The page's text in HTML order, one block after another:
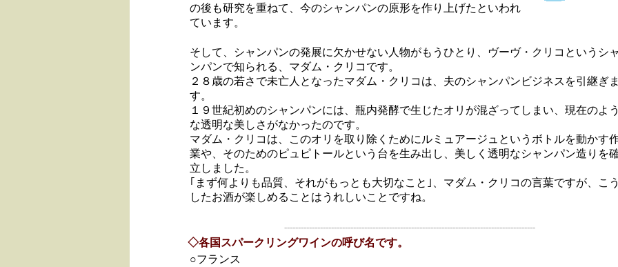
の後も研究を重ねて、今のシャンパンの原形を作り上げたといわれ
ています。
そして、シャンパンの発展に欠かせない人物がもうひとり、ヴーヴ・クリコというシャ
ンパンで知られる、マダム・クリコです。
２８歳の若さで未亡人となったマダム・クリコは、夫のシャンパンビジネスを引継ぎま
す。
１９世紀初めのシャンパンには、瓶内発酵で生じたオリが混ざってしまい、現在のよう
な透明な美しさがなかったのです。
マダム・クリコは、このオリを取り除くためにルミュアージュというボトルを動かす
業や、そのためのピュピトールという台を生み出し、美しく透明なシャンパン造りを
立しました。
｢まず何よりも品質、それがもっとも大切なこと｣、マダム・クリコの言葉ですが、こう
したお酒が楽しめることはうれしいことですね。
-------------------------------------------------------------------------------------------
◇各国スパークリングワインの呼び名です。
○フランス